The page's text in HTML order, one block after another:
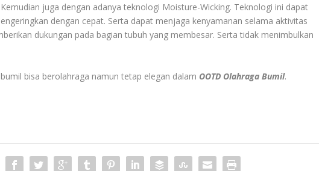
juga dengan adanya teknologi Moisture-Wicking. Teknologi ini dapat
dengan cepat. Serta dapat menjaga kenyamanan selama aktivitas
dukungan pada bagian tubuh yang membesar. Serta tidak menimbulkan
bisa berolahraga namun tetap elegan dalam OOTD Olahraga Bumil.